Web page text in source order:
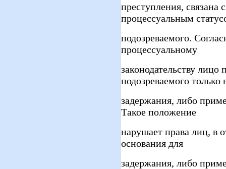
преступления, связана
процессуальным
подозреваемого.
процессуальному
законодательству лицо
подозреваемого только
задержания, либо
Такое положение
нарушает права лиц, в
основания для
задержания, либо